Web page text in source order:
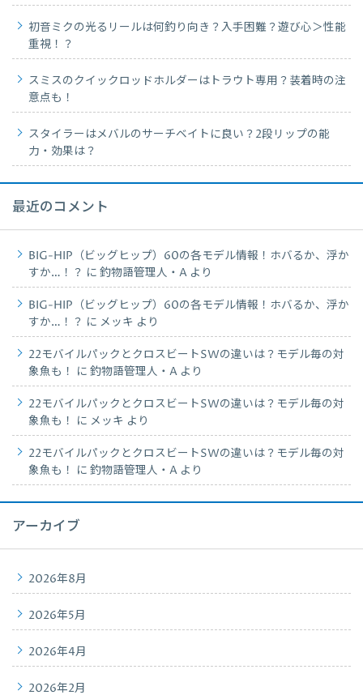
初音ミクの光るリールは何釣り向き？入手困難？遊び心＞性能
重視！？
スミスのクイックロッドホルダーはトラウト専用？装着時の注
意点も！
スタイラーはメバルのサーチベイトに良い？2段リップの能
力・効果は？
最近のコメント
BIG-HIP（ビッグヒップ）60の各モデル情報！ホバるか、浮か
すか…！？ に 釣物語管理人・A より
BIG-HIP（ビッグヒップ）60の各モデル情報！ホバるか、浮か
すか…！？ に メッキ より
22モバイルパックとクロスビートSWの違いは？モデル毎の対
象魚も！
に 釣物語管理人・A より
22モバイルパックとクロスビートSWの違いは？モデル毎の対
象魚も！
に メッキ より
22モバイルパックとクロスビートSWの違いは？モデル毎の対
象魚も！
に 釣物語管理人・A より
アーカイブ
2026年8月
2026年5月
2026年4月
2026年2月